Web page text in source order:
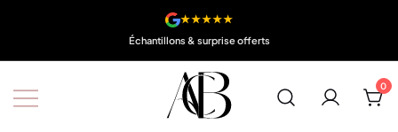
★★★★★
Échantillons & surprise offerts
0